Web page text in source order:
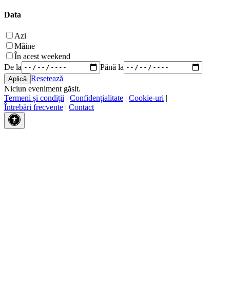
Data
Azi
Mâine
În acest weekend
De la
Până la
Resetează
Niciun eveniment găsit.
Termeni și condiții | Confidențialitate | Cookie-uri |
Întrebări frecvente | Contact